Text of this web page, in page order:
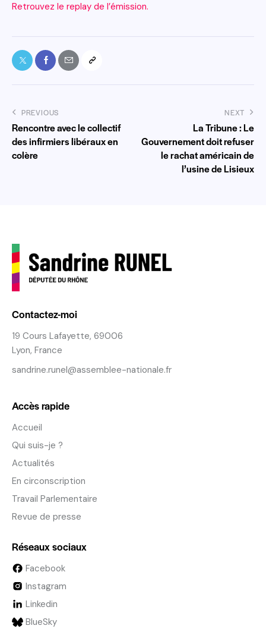
Retrouvez le replay de l’émission.
PREVIOUS
Rencontre avec le collectif
des infirmiers libéraux en
colère
NEXT
La Tribune : Le
Gouvernement doit refuser
le rachat américain de
l’usine de Lisieux
Contactez-moi
19 Cours Lafayette, 69006
Lyon, France
sandrine.runel@assemblee-nationale.fr
Accès rapide
Accueil
Qui suis-je ?
Actualités
En circonscription
Travail Parlementaire
Revue de presse
Réseaux sociaux
Facebook
Instagram
Linkedin
BlueSky